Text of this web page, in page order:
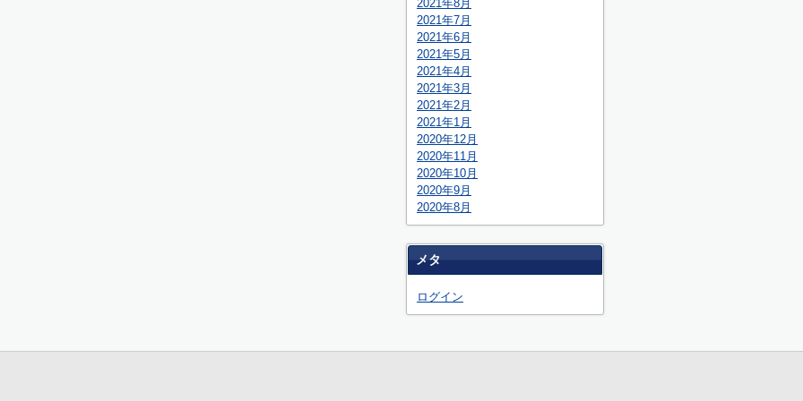
2021年8月
2021年7月
2021年6月
2021年5月
2021年4月
2021年3月
2021年2月
2021年1月
2020年12月
2020年11月
2020年10月
2020年9月
2020年8月
メタ
ログイン